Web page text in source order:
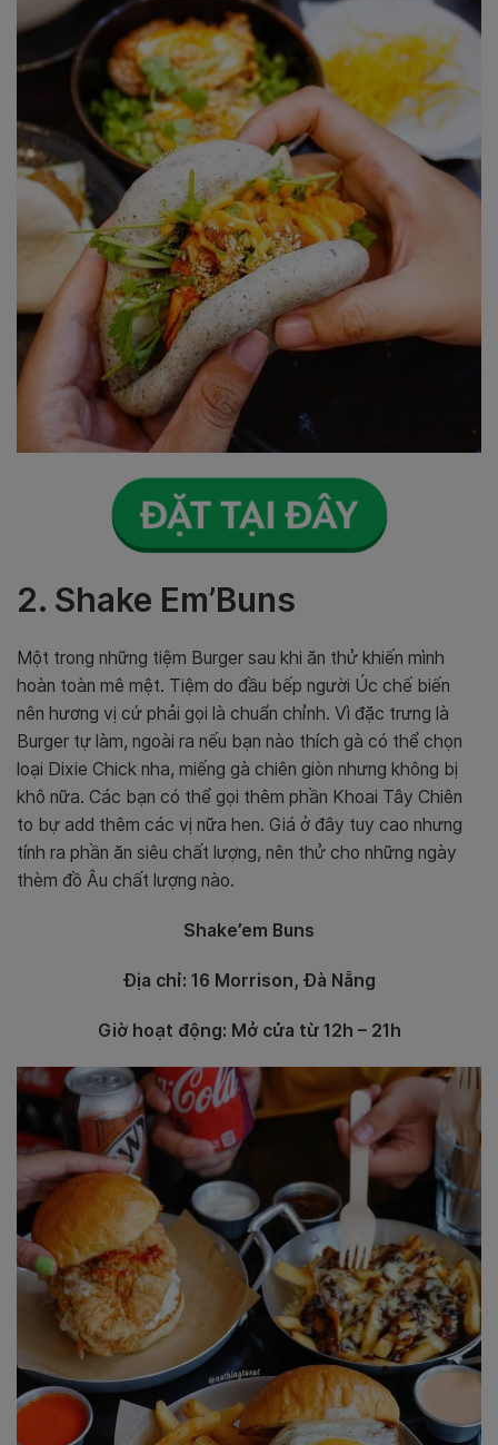
2. Shake Em’Buns
Một trong những tiệm Burger sau khi ăn thử khiến mình
hoàn toàn mê mệt. Tiệm do đầu bếp người Úc chế biến
nên hương vị cứ phải gọi là chuẩn chỉnh. Vì đặc trưng là
Burger tự làm, ngoài ra nếu bạn nào thích gà có thể chọn
loại Dixie Chick nha, miếng gà chiên giòn nhưng không bị
khô nữa. Các bạn có thể gọi thêm phần Khoai Tây Chiên
to bự add thêm các vị nữa hen. Giá ở đây tuy cao nhưng
tính ra phần ăn siêu chất lượng, nên thử cho những ngày
thèm đồ Âu chất lượng nào.
Shake’em Buns
Địa chỉ: 16 Morrison, Đà Nẵng
Giờ hoạt động: Mở cửa từ 12h – 21h